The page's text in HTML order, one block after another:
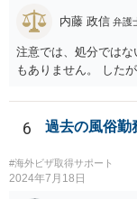
内藤 政信 弁護
注意では、処分では
もありません。 した
6 過去の風俗勤
#海外ビザ取得サポート
2024年7月18日